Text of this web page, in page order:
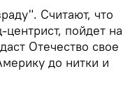
Считают, что
пойдет на
Отечество свое
до нитки и